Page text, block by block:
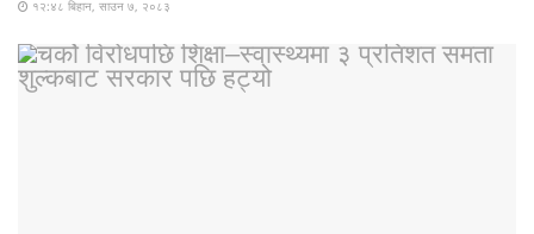
१२:४८ बिहान, साउन ७, २०८३